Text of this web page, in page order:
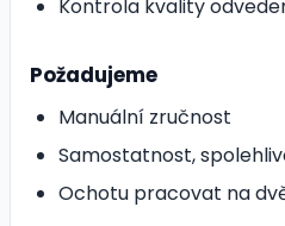
Kontrola kvality
Požadujeme
Manuální zručnost
Samostatnost,
Ochotu pracovat na